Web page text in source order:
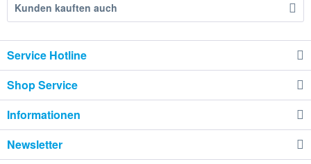
Kunden kauften auch
Service Hotline
Shop Service
Informationen
Newsletter